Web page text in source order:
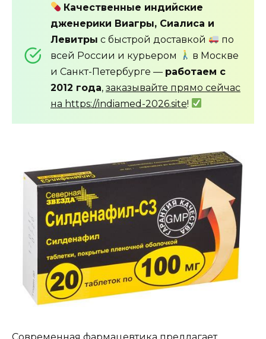
Качественные индийские
дженерики Виагры, Сиалиса и
Левитры с быстрой доставкой
по
всей России и курьером
в Москве
и Санкт-Петербурге — работаем с
2012 года, заказывайте прямо сейчас
на https://indiamed-2026.site!